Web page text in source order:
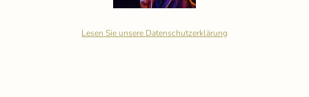
Lesen Sie unsere Datenschutzerklärung